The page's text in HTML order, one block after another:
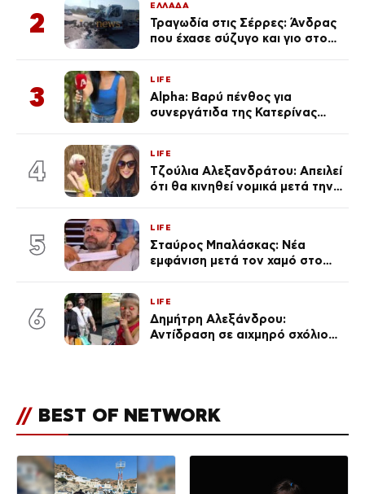
2
ΕΛΛΑΔΑ
Τραγωδία στις Σέρρες: Άνδρας
που έχασε σύζυγο και γιο στο
3
LIFE
Alpha: Βαρύ πένθος για
συνεργάτιδα της Κατερίνας
του Θεού»
4
LIFE
Τζούλια Αλεξανδράτου: Απειλεί
ότι θα κινηθεί νομικά μετά την
5
LIFE
Σταύρος Μπαλάσκας: Νέα
εμφάνιση μετά τον χαμό στο
6
LIFE
Δημήτρη Αλεξάνδρου:
Αντίδραση σε αιχμηρό σχόλιο
// BEST OF NETWORK